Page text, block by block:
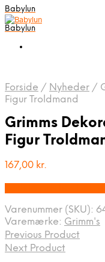
Babylun
Babylun
Forside / Nyheder /
Figur Troldmand
Grimms
Figur
167,00 kr.
Varenummer (SKU):
Varemærke: Grimm's
Previous Product
Next Product